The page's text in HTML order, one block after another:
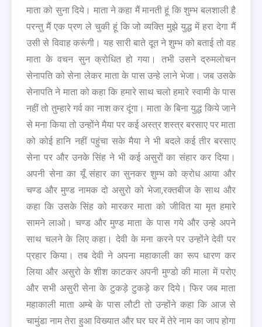
माता को सुना दिये। माता ने कहा मैं मानती हूं कि शुम्भ बलशाली है
परन्तु मैं एक प्रण ले चुकी हूं कि जो व्यक्ति मुझे युद्ध में हरा देगा मैं
उसी से विवाह करूंगी। यह सारी बाते दूत ने शुम्भ को बताई तो वह
माता के वचन सुन क्रोधित हो गया। तभी उसने द्रुमलोचन
सेनापति को सेना लेकर माता के पास उन्हे लाने भेजा। जब उसके
सेनापति ने माता को कहा कि हमारे साथ चलो हमारे स्वामी के पास
नहीं तो तुम्हारे गर्व का नाश कर दूंगा। माता के बिना युद्ध किये जाने
से मना किया तो उन्होंने मैया पर कई अस्त्र शस्त्र बरसाए पर माता
को कोई हानि नहीं पहुंचा सके मैया ने भी बदले कई तीर बरसाए
सेना पर और उनके सिंह ने भी कई असुरों का संहार कर दिया।
अपनी सेना का यूँ संहार का सुनकर शुम्भ को क्रोध आया और
चण्ड और मुण्ड नामक दो असुरो को भेजा,रक्तबीज के साथ और
कहा कि उसके सिंह को मारकर माता को जीवित या मृत हमारे
सामने लाओ। चण्ड और मुण्ड माता के पास गये और उन्हे अपने
साथ चलने के लिए कहा। देवी के मना करने पर उन्होंने देवी पर
प्रहार किया। तब देवी ने अपना महाकाली का रूप धारण कर
लिया और असुरो के शीश काटकर अपनी मुण्डो की माला में परोए
और सभी असुरी सेना के टुकड़े टुकड़े कर दिये। फिर जब माता
महाकाली माता अम्बे के पास लौटी तो उन्होंने कहा कि आज से
चामुंडा नाम तेरा हुआ विख्यात और घर घर में तेरे नाम का जाप होगा